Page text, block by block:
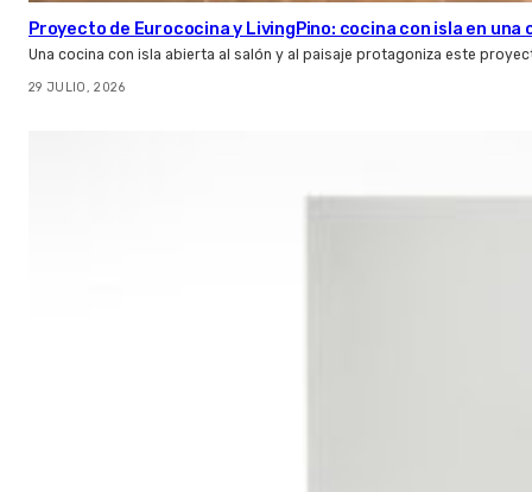
Proyecto de Eurococina y LivingPino: cocina con isla en una
Una cocina con isla abierta al salón y al paisaje protagoniza este
29 JULIO, 2026